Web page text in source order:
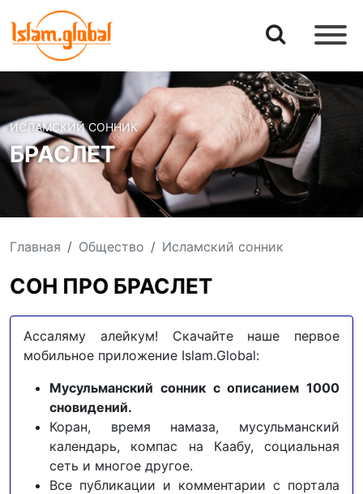
ИСЛАМСКИЙ СОННИК
БРАСЛЕТ
Главная Общество Исламский сонник
СОН ПРО БРАСЛЕТ
Ассаляму алейкум! Скачайте наше первое
мобильное приложение Islam.Global:
Мусульманский сонник с описанием 1000
сновидений.
Коран, время намаза, мусульманский
календарь, компас на Каабу, социальная
сеть и многое другое.
Все публикации и комментарии с портала